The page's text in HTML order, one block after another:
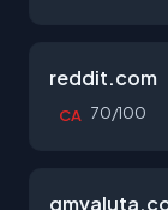
reddit.com
CA 70/100